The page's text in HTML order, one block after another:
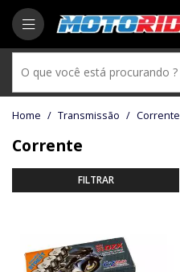
Transmissão Corrente
Corrente